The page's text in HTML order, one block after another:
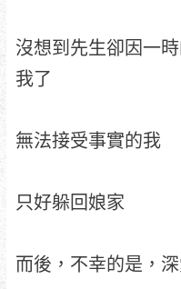
沒想到先生卻因一
我了
無法接受事實的我
只好躲回娘家
而後，不幸的是，